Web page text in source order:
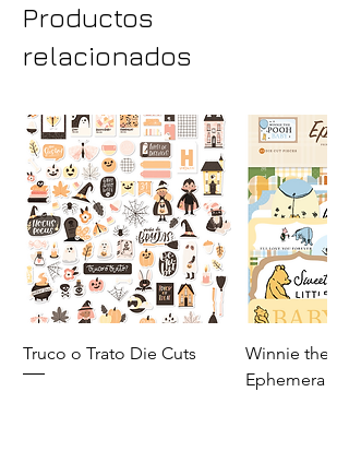
Productos
relacionados
Truco o Trato Die Cuts
Winnie the
Ephemera